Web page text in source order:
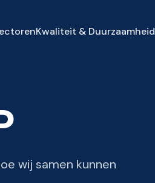
Kwaliteit & Duurzaamheid
wij samen kunnen